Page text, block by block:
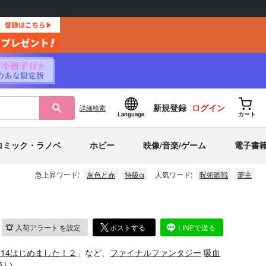
詳細検索
Language
新規登録 ログイン
カート
ミック・ラノベ ホビー 映像/音楽/ゲーム 電子書
急上昇ワード: 灰色と赤 特級α 人気ワード: 呪術廻戦 夢主
入荷アラート を設定 ポストする LINEで送る
はじめました！２ 」など、 ファイナルファンタジー 吸血
。